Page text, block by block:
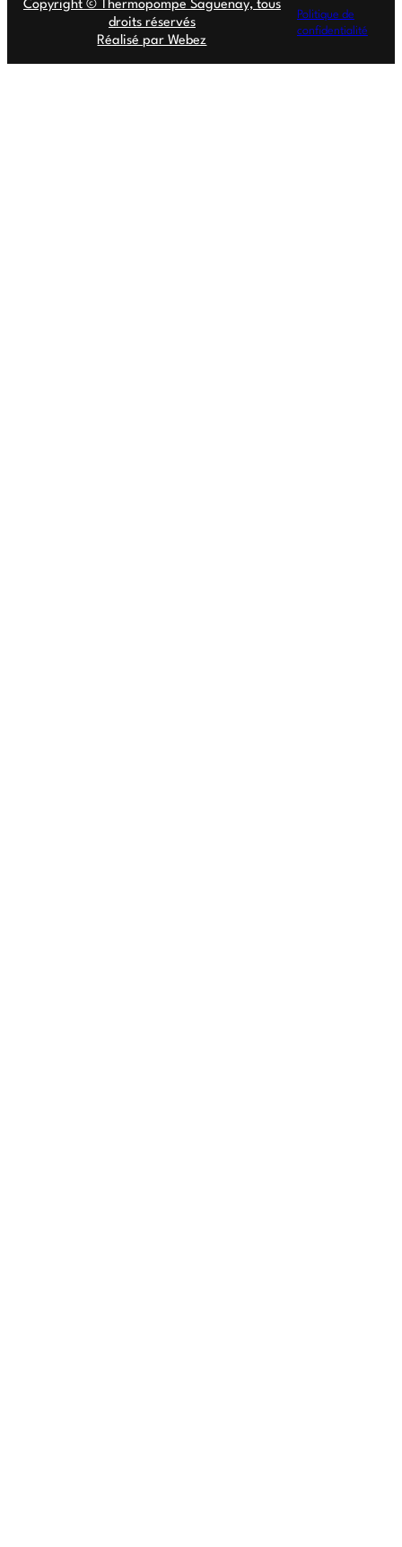
Copyright © Thermopompe Saguenay, tous
droits réservés
Réalisé par Webez
Politique de
confidentialité